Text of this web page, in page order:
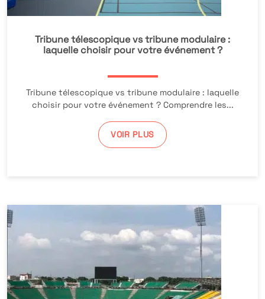
Tribune télescopique vs tribune modulaire :
laquelle choisir pour votre événement ?
Tribune télescopique vs tribune modulaire : laquelle
choisir pour votre événement ? Comprendre les...
VOIR PLUS